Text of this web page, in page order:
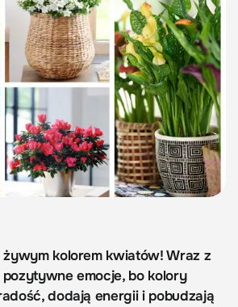
kolorem kwiatów! Wraz z
emocje, bo kolory
dodają energii i pobudzają